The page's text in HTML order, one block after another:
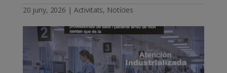
20 juny, 2026 | Activitats, Notícies